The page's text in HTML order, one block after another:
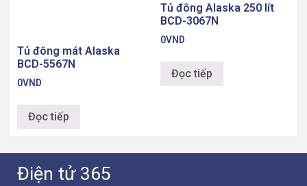
Tủ đông mát Alaska
BCD-5567N
0VND
Đọc tiếp
Tủ đông Alaska 250 lít
BCD-3067N
0VND
Đọc tiếp
Điện tử 365